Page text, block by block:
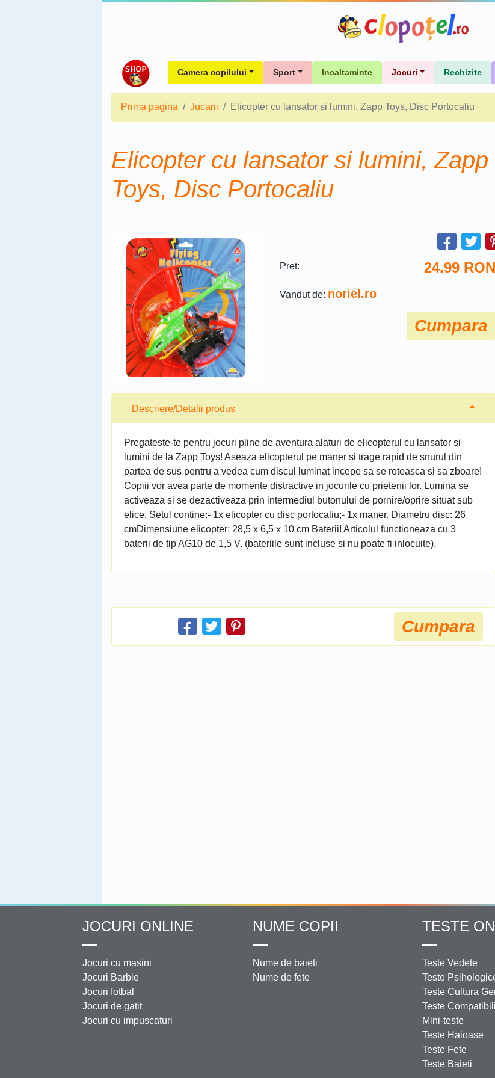
Camera copilului Sport Incaltaminte Jocuri Rechizite
Prima pagina Jucarii Elicopter cu lansator si lumini, Zapp Toys, Disc Portocaliu
Elicopter cu lansator si lumini, Zapp
Toys, Disc Portocaliu
Pret: 24.99 RON
Vandut de: noriel.ro
Cumpara
Descriere/Detalii produs
Pregateste-te pentru jocuri pline de aventura alaturi de elicopterul cu lansator si
lumini de la Zapp Toys! Aseaza elicopterul pe maner si trage rapid de snurul din
partea de sus pentru a vedea cum discul luminat incepe sa se roteasca si sa zboare!
Copiii vor avea parte de momente distractive in jocurile cu prietenii lor. Lumina se
activeaza si se dezactiveaza prin intermediul butonului de pornire/oprire situat sub
elice. Setul contine:- 1x elicopter cu disc portocaliu;- 1x maner. Diametru disc: 26
cmDimensiune elicopter: 28,5 x 6,5 x 10 cm Baterii! Articolul functioneaza cu 3
baterii de tip AG10 de 1,5 V. (bateriile sunt incluse si nu poate fi inlocuite).
Cumpara
JOCURI ONLINE
Jocuri cu masini
Jocuri Barbie
Jocuri fotbal
Jocuri de gatit
Jocuri cu impuscaturi
NUME COPII
Nume de baieti
Nume de fete
TESTE
Teste Vedete
Teste
Teste Cultura
Teste
Mini-teste
Teste Haioase
Teste Fete
Teste Baieti